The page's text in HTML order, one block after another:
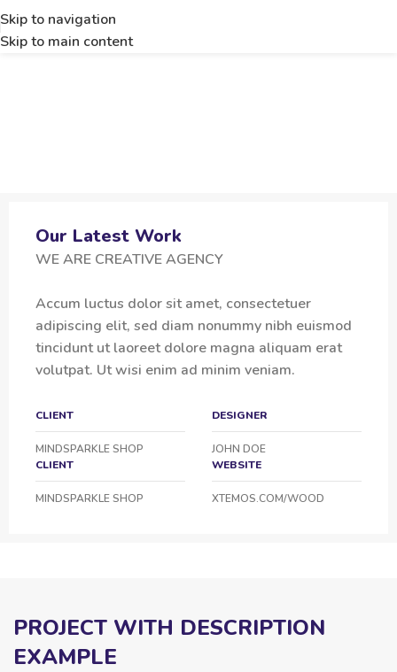
Skip to navigation
Skip to main content
Our Latest Work
WE ARE CREATIVE AGENCY
Accum luctus dolor sit amet, consectetuer
adipiscing elit, sed diam nonummy nibh euismod
tincidunt ut laoreet dolore magna aliquam erat
volutpat. Ut wisi enim ad minim veniam.
CLIENT
MINDSPARKLE SHOP
DESIGNER
JOHN DOE
CLIENT
MINDSPARKLE SHOP
WEBSITE
XTEMOS.COM/WOOD
PROJECT WITH DESCRIPTION
EXAMPLE